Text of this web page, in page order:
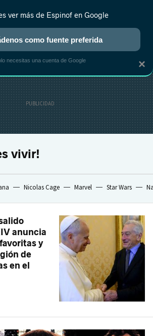
REALITY ANIME RANKINGS CINE
vivir!
Nicolas Cage Marvel Star Wars
anuncia
y
de
en el
×
ver más de Espinof en Google
como fuente preferida
necesitas una cuenta de Google